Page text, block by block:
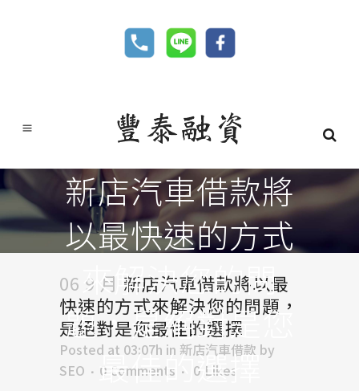
新店汽車借款將
以最快速的方式
來解決您的問
題，是絕對是您
最佳的選擇
06 9 月 新店汽車借款將以最
快速的方式來解決您的問題，
是絕對是您最佳的選擇
Posted at 03:07h in 新店汽車借款 by
SEO
0 Comments 0 Likes